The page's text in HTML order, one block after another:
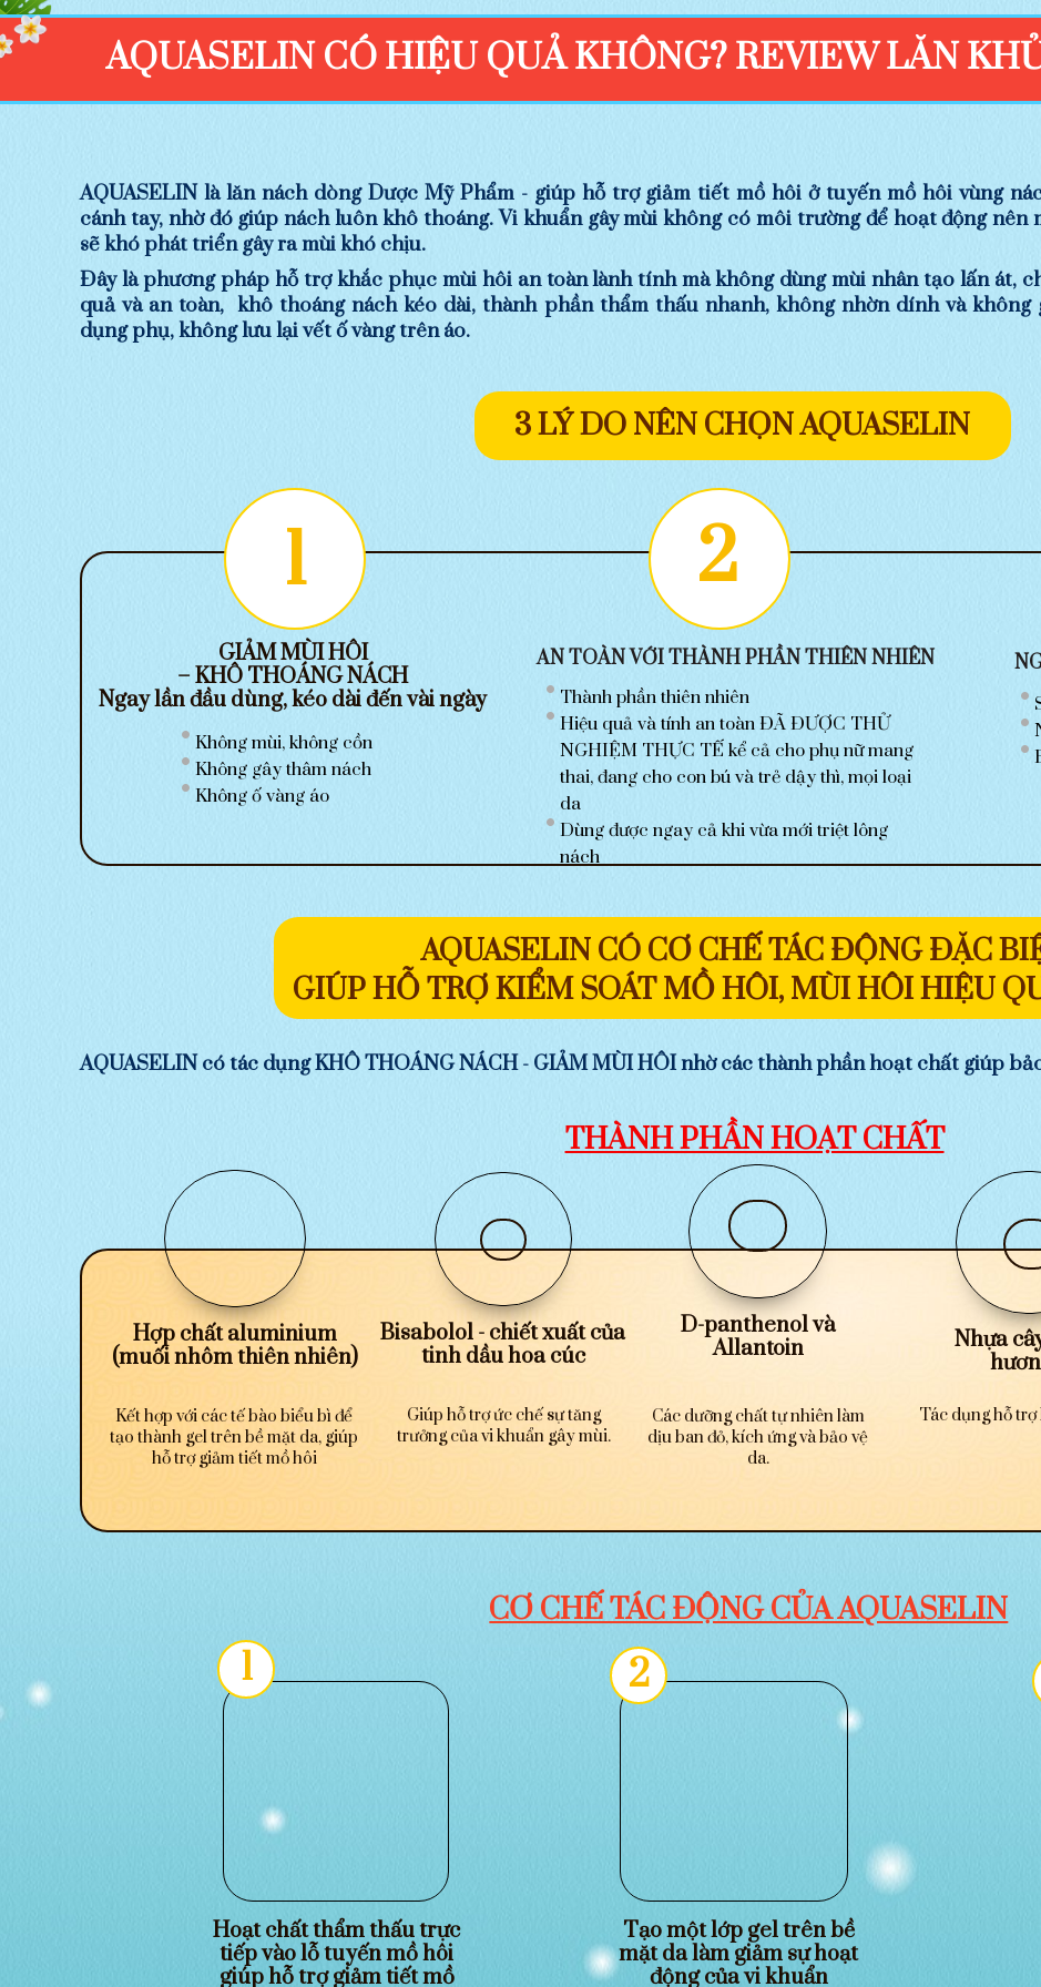
AQUASELIN có tác dụng KHÔ THOÁNG NÁCH - GIẢM MÙI HÔI nhờ các thành phần hoạt chất giúp
3 LÝ DO NÊN CHỌN AQUASELIN
AQUASELIN CÓ CƠ CHẾ TÁC ĐỘNG ĐẶC
GIÚP HỖ TRỢ KIỂM SOÁT MỒ HÔI, MÙI HÔI HIỆU
AQUASELIN là lăn nách dòng Dược Mỹ Phẩm - giúp hỗ trợ giảm tiết mồ hôi ở tuyến mồ hôi vùng
cánh tay, nhờ đó giúp nách luôn khô thoáng. Vi khuẩn gây mùi không có môi trường để hoạt động nên
sẽ khó phát triển gây ra mùi khó chịu.
Đây là phương pháp hỗ trợ khắc phục mùi hôi an toàn lành tính mà không dùng mùi nhân tạo lấn át,
quả và an toàn, khô thoáng nách kéo dài, thành phần thẩm thấu nhanh, không nhờn dính và không
dụng phụ, không lưu lại vết ố vàng trên áo.
1
Không mùi, không cồn
Không gây thâm nách
Không ố vàng áo
GIẢM MÙI HÔI
– KHÔ THOÁNG NÁCH
Ngay lần đầu dùng, kéo dài đến vài ngày
Thành phần thiên nhiên
Hiệu quả và tính an toàn ĐÃ ĐƯỢC THỬ
NGHIỆM THỰC TẾ kể cả cho phụ nữ mang
thai, đang cho con bú và trẻ dậy thì, mọi loại
da
Dùng được ngay cả khi vừa mới triệt lông
nách
AN TOÀN VỚI THÀNH PHẦN THIÊN NHIÊN
2
Hợp chất aluminium
(muối nhôm thiên nhiên)
Kết hợp với các tế bào biểu bì để
tạo thành gel trên bề mặt da, giúp
hỗ trợ giảm tiết mồ hôi
Bisabolol - chiết xuất của
tinh dầu hoa cúc
Giúp hỗ trợ ức chế sự tăng
trưởng của vi khuẩn gây mùi.
D-panthenol và
Allantoin
Các dưỡng chất tự nhiên làm
dịu ban đỏ, kích ứng và bảo vệ
da.
Nhựa
Tác dụng hỗ
CƠ CHẾ TÁC ĐỘNG CỦA AQUASELIN
Hoạt chất thẩm thấu trực
tiếp vào lỗ tuyến mồ hôi
giúp hỗ trợ giảm tiết mồ
Tạo một lớp gel trên bề
mặt da làm giảm sự hoạt
động của vi khuẩn
AQUASELIN CÓ HIỆU QUẢ KHÔNG? REVIEW LĂN
1 2
THÀNH PHẦN HOẠT CHẤT